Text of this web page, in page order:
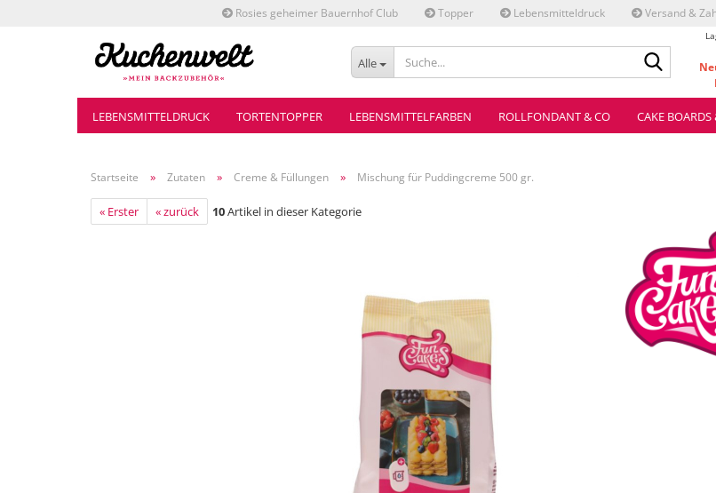
Rosies geheimer Bauernhof Club Topper Lebensmitteldruck Versand &
Alle
LEBENSMITTELDRUCK TORTENTOPPER LEBENSMITTELFARBEN ROLLFONDANT & CO CAKE
Startseite » Zutaten » Creme & Füllungen » Mischung für Puddingcreme 500 gr.
« Erster « zurück 10Artikel in dieser Kategorie